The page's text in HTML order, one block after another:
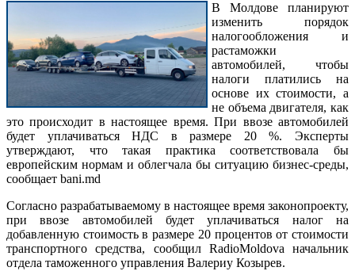
В Молдове планируют
изменить порядок
налогообложения и
растаможки
автомобилей, чтобы
налоги платились на
основе их стоимости, а
не объема двигателя, как
это происходит в настоящее время. При ввозе автомобилей
будет уплачиваться НДС в размере 20 %. Эксперты
утверждают, что такая практика соответствовала бы
европейским нормам и облегчала бы ситуацию бизнес-среды,
сообщает bani.md
Согласно разрабатываемому в настоящее время законопроекту,
при ввозе автомобилей будет уплачиваться налог на
добавленную стоимость в размере 20 процентов от стоимости
транспортного средства, сообщил RadioMoldova начальник
отдела таможенного управления Валериу Козырев.